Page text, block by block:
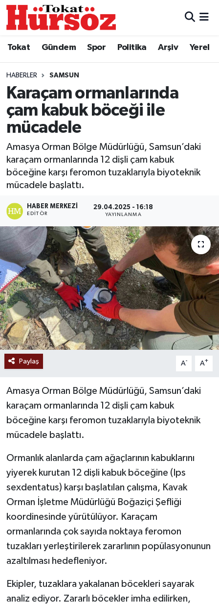
Tokat Gündem Spor Politika Arşiv Yerel
HABERLER SAMSUN
Karaçam ormanlarında
çam kabuk böceği ile
mücadele
Amasya Orman Bölge Müdürlüğü, Samsun’daki
karaçam ormanlarında 12 dişli çam kabuk
böceğine karşı feromon tuzaklarıyla biyoteknik
mücadele başlattı.
HABER MERKEZI
EDITÖR
29.04.2025 - 16:18
YAYINLANMA
Paylaş A- A+
Amasya Orman Bölge Müdürlüğü, Samsun’daki
karaçam ormanlarında 12 dişli çam kabuk
böceğine karşı feromon tuzaklarıyla biyoteknik
mücadele başlattı.
Ormanlık alanlarda çam ağaçlarının kabuklarını
yiyerek kurutan 12 dişli kabuk böceğine (Ips
sexdentatus) karşı başlatılan çalışma, Kavak
Orman İşletme Müdürlüğü Boğaziçi Şefliği
koordinesinde yürütülüyor. Karaçam
ormanlarında çok sayıda noktaya feromon
tuzakları yerleştirilerek zararlının popülasyonunun
azaltılması hedefleniyor.
Ekipler, tuzaklara yakalanan böcekleri sayarak
analiz ediyor. Zararlı böcekler imha edilirken,
Türkiye Gündemi
Asayiş
Politika
Tokat Spor
Eğitim
Ekonomi
Sağlık
Tokat Haber
Hava Durumu
Trafik Durumu
Tüm Manşetler
Son Dakika Haberleri
Haber Arşivi